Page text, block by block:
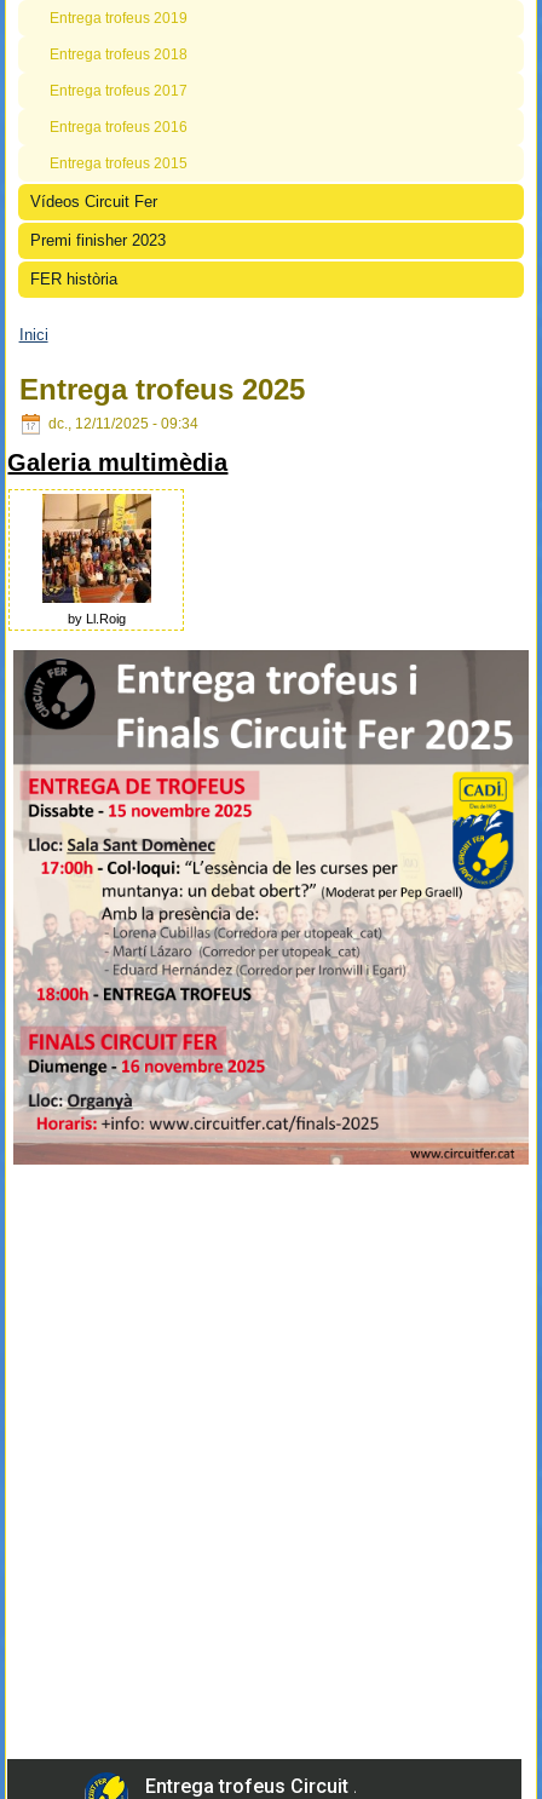
Entrega trofeus 2019
Entrega trofeus 2018
Entrega trofeus 2017
Entrega trofeus 2016
Entrega trofeus 2015
Vídeos Circuit Fer
Premi finisher 2023
FER història
Inici
Entrega trofeus 2025
dc., 12/11/2025 - 09:34
Galeria multimèdia
by Ll.Roig